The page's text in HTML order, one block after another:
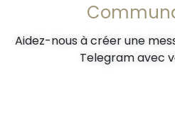
Aidez-nous à créer une
Telegram avec